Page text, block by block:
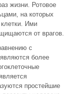
жизни. Ротовое
на которых
Ими
от врагов.
с
более
простейшие